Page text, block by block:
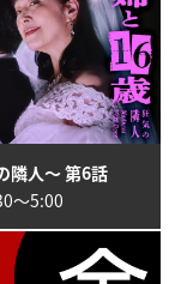
隣人～ 第6話
〜5:00